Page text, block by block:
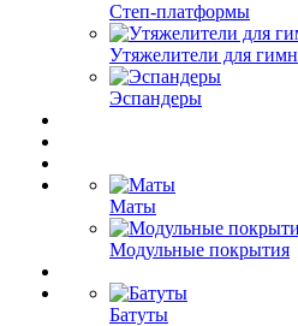
Степ-платформы
Утяжелители для
Эспандеры
Маты
Модульные покрытия
Батуты